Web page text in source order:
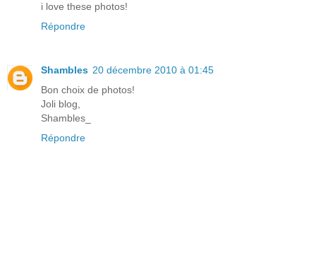
i love these photos!
Répondre
Shambles 20 décembre 2010 à 01:45
Bon choix de photos!
Joli blog,
Shambles_
Répondre